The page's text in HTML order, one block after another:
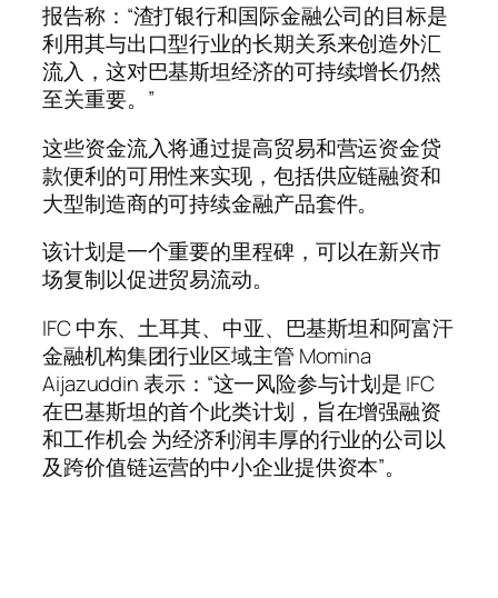
报告称：“渣打银行和国际金融公司的目标是
利用其与出口型行业的长期关系来创造外汇
流入，这对巴基斯坦经济的可持续增长仍然
至关重要。”
这些资金流入将通过提高贸易和营运资金贷
款便利的可用性来实现，包括供应链融资和
大型制造商的可持续金融产品套件。
该计划是一个重要的里程碑，可以在新兴市
场复制以促进贸易流动。
IFC 中东、土耳其、中亚、巴基斯坦和阿富汗
金融机构集团行业区域主管 Momina
Aijazuddin 表示：“这一风险参与计划是 IFC
在巴基斯坦的首个此类计划，旨在增强融资
和工作机会 为经济利润丰厚的行业的公司以
及跨价值链运营的中小企业提供资本”。